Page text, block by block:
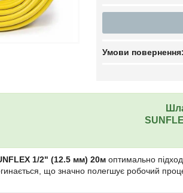
1/2" (12.5 мм) 20м оптимально
що значно полегшує робочий